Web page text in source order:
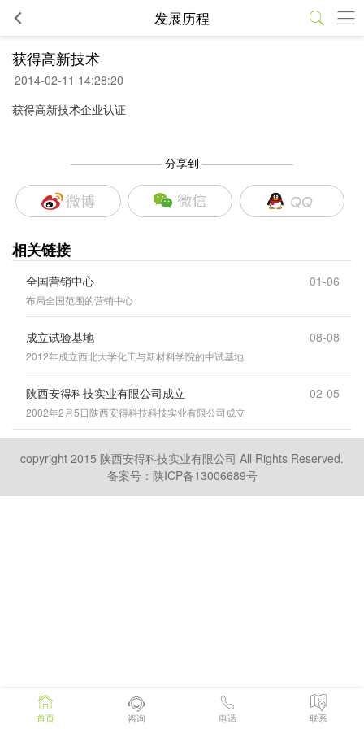
发展历程
首页 咨询 电话 联系
获得高新技术
2014-02-11 14:28:20
获得高新技术企业认证
———————— 分享到 ————————
相关链接
全国营销中心
布局全国范围的营销中心
01-06
成立试验基地
2012年成立西北大学化工与新材料学院的中试基地
08-08
陕西安得科技实业有限公司成立
2002年2月5日陕西安得科技科技实业有限公司成立
02-05
copyright 2015 陕西安得科技实业有限公司 All Rights Reserved.
备案号：陕ICP备13006689号